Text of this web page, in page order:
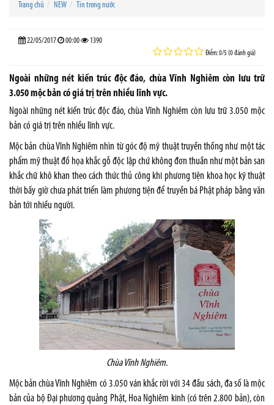
Trang chủ NEW Tin trong nước
22/05/2017 00:00 1390
Điểm: 0/5 (0 đánh giá)
Ngoài những nét kiến trúc độc đáo, chùa Vĩnh Nghiêm còn lưu trữ
3.050 mộc bản có giá trị trên nhiều lĩnh vực.
Ngoài những nét kiến trúc độc đáo, chùa Vĩnh Nghiêm còn lưu trữ 3.050 mộc
bản có giá trị trên nhiều lĩnh vực.
Mộc bản chùa Vĩnh Nghiêm nhìn từ góc độ mỹ thuật truyền thống như một tác
phẩm mỹ thuật đồ họa khắc gỗ độc lập chứ không đơn thuần như một bản san
khắc chữ khô khan theo cách thức thủ công khi phương tiện khoa học kỹ thuật
thời bấy giờ chưa phát triển làm phương tiện để truyền bá Phật pháp bằng văn
bản tới nhiều người.
Chùa Vĩnh Nghiêm.
Mộc bản chùa Vĩnh Nghiêm có 3.050 ván khắc rời với 34 đầu sách, đa số là mộc
bản của bộ Đại phương quảng Phật, Hoa Nghiêm kinh (có trên 2.800 bản), còn